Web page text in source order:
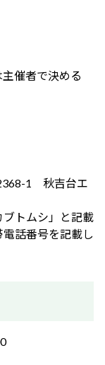
催者で決める
1 秋吉台エ
ブトムシ」と記載
話番号を記載し